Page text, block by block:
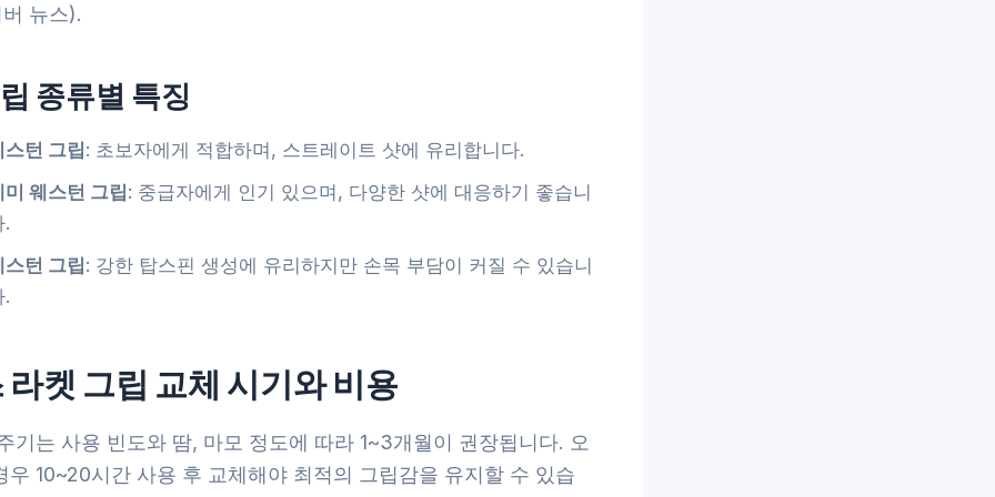
뉴스).
종류별 특징
스턴 그립: 초보자에게 적합하며, 스트레이트 샷에 유리합니다.
미 웨스턴 그립: 중급자에게 인기 있으며, 다양한 샷에 대응하기 좋습니
.
스턴 그립: 강한 탑스핀 생성에 유리하지만 손목 부담이 커질 수 있습니
.
켓 그립 교체 시기와 비용
기는 사용 빈도와 땀, 마모 정도에 따라 1~3개월이 권장됩니다. 오
우 10~20시간 사용 후 교체해야 최적의 그립감을 유지할 수 있습